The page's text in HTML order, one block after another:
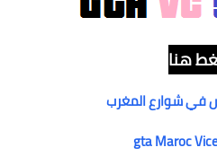
هنا
في شوارع المغرب
gta Maroc